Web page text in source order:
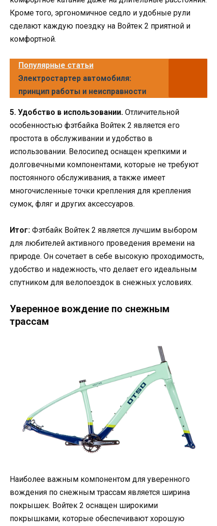
Кроме того, эргономичное седло и удобные рули
сделают каждую поездку на Войтек 2 приятной и
комфортной.
Популярные статьи
Электростартер автомобиля:
принцип работы и неисправности
5. Удобство в использовании. Отличительной
особенностью фэтбайка Войтек 2 является его
простота в обслуживании и удобство в
использовании. Велосипед оснащен крепкими и
долговечными компонентами, которые не требуют
постоянного обслуживания, а также имеет
многочисленные точки крепления для крепления
сумок, фляг и других аксессуаров.
Итог: Фэтбайк Войтек 2 является лучшим выбором
для любителей активного проведения времени на
природе. Он сочетает в себе высокую проходимость,
удобство и надежность, что делает его идеальным
спутником для велопоездок в снежных условиях.
Уверенное вождение по снежным
трассам
Наиболее важным компонентом для уверенного
вождения по снежным трассам является ширина
покрышек. Войтек 2 оснащен широкими
покрышками, которые обеспечивают хорошую